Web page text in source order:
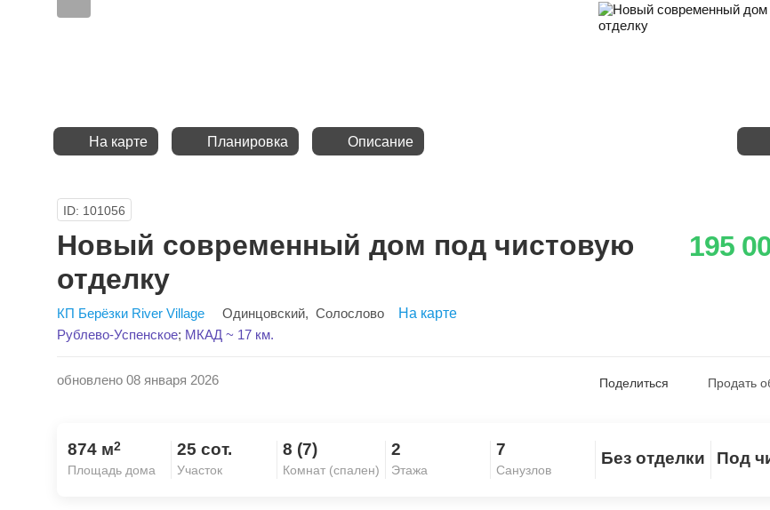
На карте Планировка Описание
ID: 101056
Новый современный дом под чистовую
отделку
195
КП Берёзки River Village Одинцовский, Солослово
На карте
Рублево-Успенское; МКАД ~ 17 км.
обновлено 08 января 2026 Поделиться
Скопировать ссылку
Продать
874 м2
Площадь дома
25 сот.
Участок
8 (7)
Комнат (спален)
2
Этажа
7
Санузлов
Без отделки Под